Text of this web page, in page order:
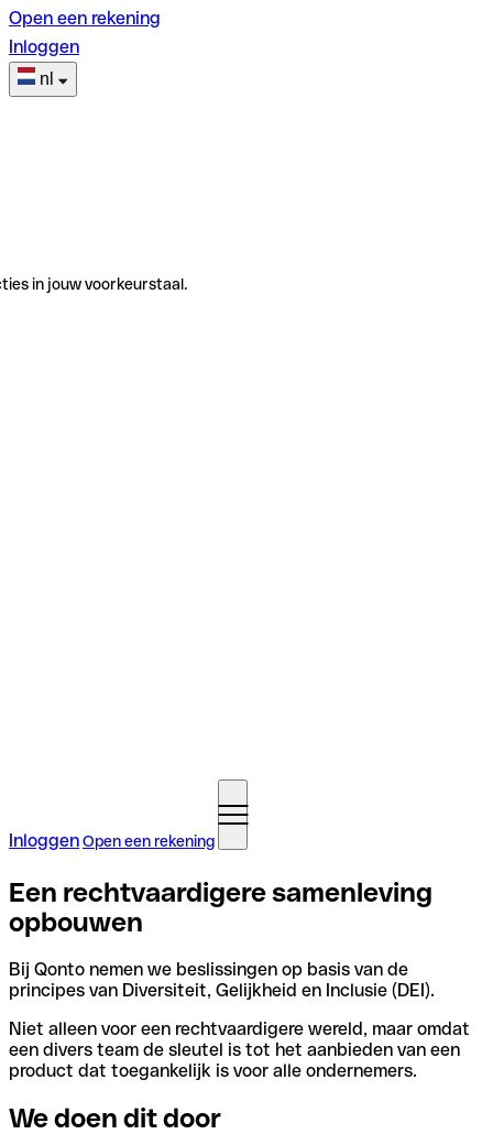
Open een rekening
Inloggen
nl
in jouw voorkeurstaal.
InloggenOpen een rekening
Een rechtvaardigere samenleving
opbouwen
Bij Qonto nemen we beslissingen op basis van de
principes van Diversiteit, Gelijkheid en Inclusie (DEI).
Niet alleen voor een rechtvaardigere wereld, maar omdat
een divers team de sleutel is tot het aanbieden van een
product dat toegankelijk is voor alle ondernemers.
We doen dit door